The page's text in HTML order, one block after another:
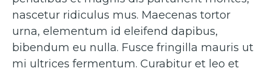
nascetur ridiculus mus. Maecenas tortor
urna, elementum id eleifend dapibus,
bibendum eu nulla. Fusce fringilla mauris ut
mi ultrices fermentum. Curabitur et leo et